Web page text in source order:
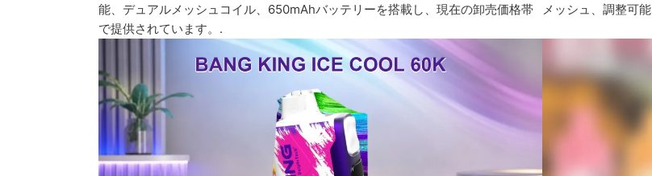
能、デュアルメッシュコイル、650mAhバッテリーを搭載し、現在の卸売価格帯
で提供されています。.
メッシュ、調整可